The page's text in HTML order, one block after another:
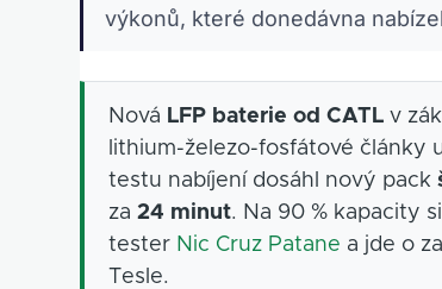
výkonů, které donedávna
Nová LFP baterie od CATL v
lithium-železo-fosfátové články
testu nabíjení dosáhl nový pack
za24 minut. Na 90 % kapacity
tester Nic Cruz Patane a jde o
Tesle.